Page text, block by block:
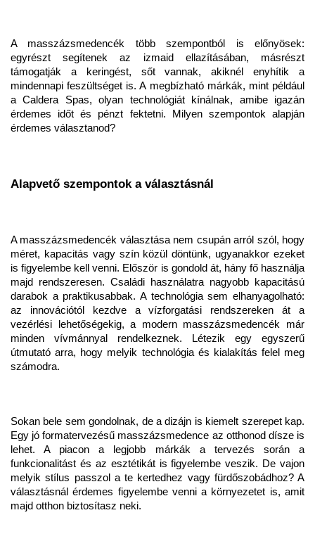
A masszázsmedencék több szempontból is előnyösek:
egyrészt segítenek az izmaid ellazításában, másrészt
támogatják a keringést, sőt vannak, akiknél enyhítik a
mindennapi feszültséget is. A megbízható márkák, mint például
a Caldera Spas, olyan technológiát kínálnak, amibe igazán
érdemes időt és pénzt fektetni. Milyen szempontok alapján
érdemes választanod?
Alapvető szempontok a választásnál
A masszázsmedencék választása nem csupán arról szól, hogy
méret, kapacitás vagy szín közül döntünk, ugyanakkor ezeket
is figyelembe kell venni. Először is gondold át, hány fő használja
majd rendszeresen. Családi használatra nagyobb kapacitású
darabok a praktikusabbak. A technológia sem elhanyagolható:
az innovációtól kezdve a vízforgatási rendszereken át a
vezérlési lehetőségekig, a modern masszázsmedencék már
minden vívmánnyal rendelkeznek. Létezik egy egyszerű
útmutató arra, hogy melyik technológia és kialakítás felel meg
számodra.
Sokan bele sem gondolnak, de a dizájn is kiemelt szerepet kap.
Egy jó formatervezésű masszázsmedence az otthonod dísze is
lehet. A piacon a legjobb márkák a tervezés során a
funkcionalitást és az esztétikát is figyelembe veszik. De vajon
melyik stílus passzol a te kertedhez vagy fürdőszobádhoz? A
választásnál érdemes figyelembe venni a környezetet is, amit
majd otthon biztosítasz neki.